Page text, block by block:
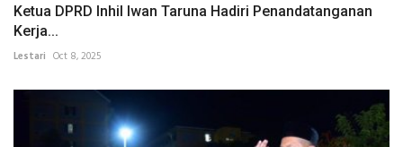
Ketua DPRD Inhil Iwan Taruna Hadiri Penandatanganan
Kerja...
Lestari Oct 8, 2025